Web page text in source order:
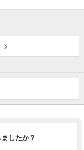
したか？